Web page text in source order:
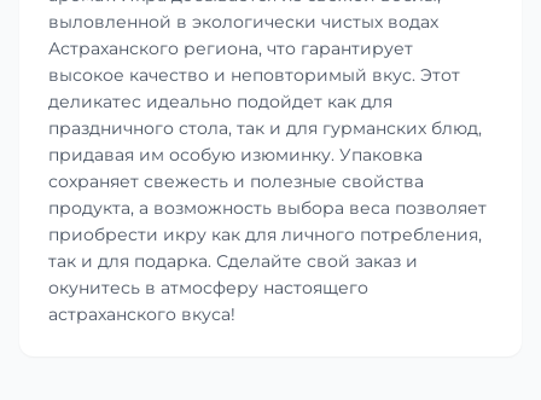
выловленной в экологически чистых водах
Астраханского региона, что гарантирует
высокое качество и неповторимый вкус. Этот
деликатес идеально подойдет как для
праздничного стола, так и для гурманских блюд,
придавая им особую изюминку. Упаковка
сохраняет свежесть и полезные свойства
продукта, а возможность выбора веса позволяет
приобрести икру как для личного потребления,
так и для подарка. Сделайте свой заказ и
окунитесь в атмосферу настоящего
астраханского вкуса!